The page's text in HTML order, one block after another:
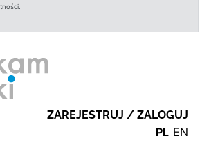
ZAREJESTRUJ / ZALOGUJ
PL EN